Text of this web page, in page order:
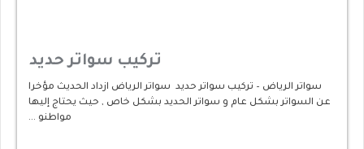
تركيب سواتر حديد
سواتر الرياض – تركيب سواتر حديد سواتر الرياض ازداد الحديث مؤخرا
عن السواتر بشكل عام و سواتر الحديد بشكل خاص , حيث يحتاج إليها
مواطنو …